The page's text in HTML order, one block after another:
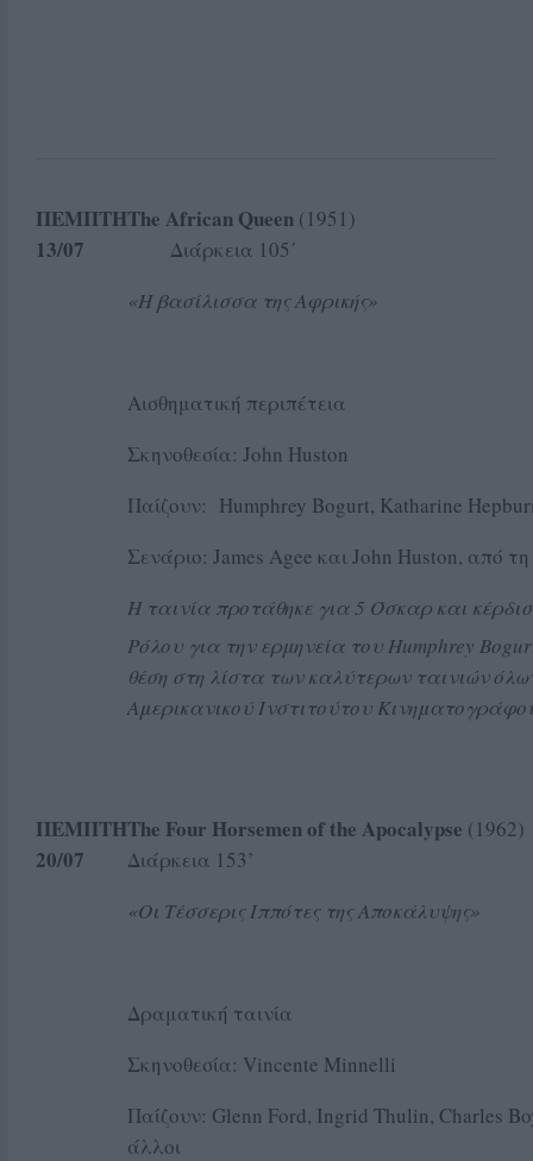
ΠΕΜΠΤΗ
13/07
The African Queen
Διάρκεια 105΄
«Η βασίλισσα της Αφρικής»
Αισθηματική περιπέτεια
Σκηνοθεσία: John Huston
Παίζουν: Humphrey Bogurt, Katharine
Σενάριο: James Agee και John Huston, από
Η ταινία προτάθηκε για 5 Όσκαρ και
Ρόλου για την ερμηνεία του Humphrey
θέση στη λίστα των καλύτερων ταινιών
Αμερικανικού Ινστιτούτου
ΠΕΜΠΤΗ
20/07
The Four Horsemen of the Apocalypse
Διάρκεια 153’
«Οι Τέσσερις Ιππότες της Αποκάλυψης»
Δραματική ταινία
Σκηνοθεσία: Vincente Minnelli
Παίζουν: Glenn Ford, Ingrid Thulin, Charles
άλλοι